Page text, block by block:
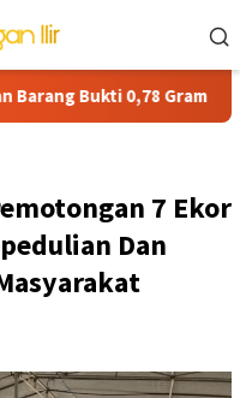
Bukti 0,78 Gram
7 Ekor
Dan